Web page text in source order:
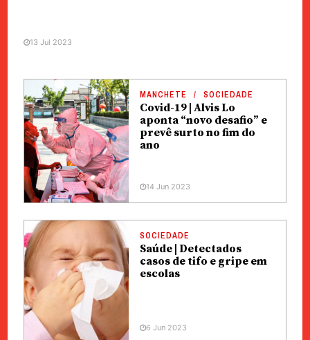
13 Jul 2023
MANCHETE SOCIEDADE
Covid-19 | Alvis Lo
aponta “novo desafio” e
prevê surto no fim do
ano
14 Jun 2023
SOCIEDADE
Saúde | Detectados
casos de tifo e gripe em
escolas
6 Jun 2023